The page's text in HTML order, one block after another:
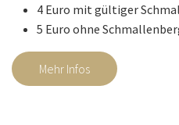
4 Euro mit gültiger
5 Euro ohne
Mehr Infos